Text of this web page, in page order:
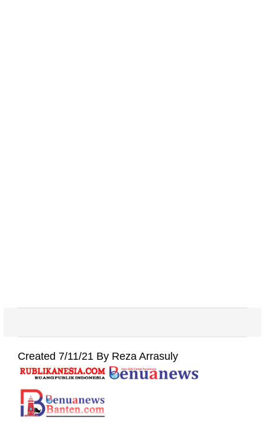
Created 7/11/21 By Reza Arrasuly